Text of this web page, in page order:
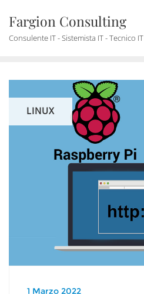
content
Fargion Consulting
Consulente IT - Sistemista IT - Tecnico IT
LINUX
1 Marzo 2022